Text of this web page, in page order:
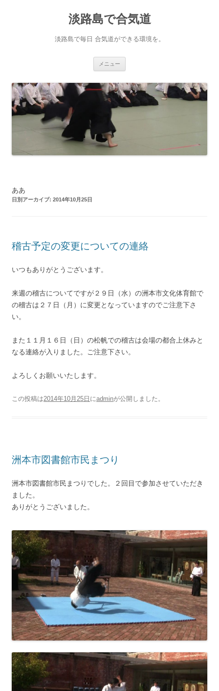
淡路島で合気道
淡路島で毎日 合気道ができる環境を。
メニュー
ああ
日別アーカイブ: 2014年10月25日
稽古予定の変更についての連絡
いつもありがとうございます。
来週の稽古についてですが２９日（水）の洲本市文化体育館で
の稽古は２７日（月）に変更となっていますのでご注意下さ
い。
また１１月１６日（日）の松帆での稽古は会場の都合上休みと
なる連絡が入りました。ご注意下さい。
よろしくお願いいたします。
この投稿は2014年10月25日 にadminが公開しました 。
洲本市図書館市民まつり
洲本市図書館市民まつりでした。２回目で参加させていただき
ました。
ありがとうございました。